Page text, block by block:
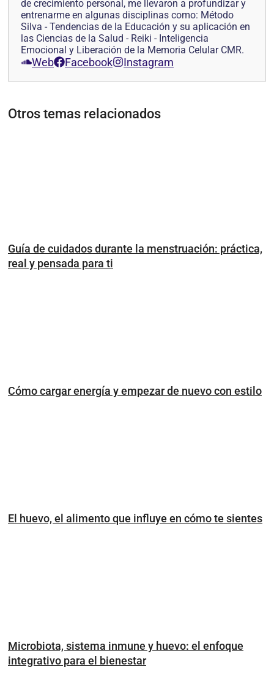
de crecimiento personal, me llevaron a profundizar y
entrenarme en algunas disciplinas como: Método
Silva - Tendencias de la Educación y su aplicación en
las Ciencias de la Salud - Reiki - Inteligencia
Emocional y Liberación de la Memoria Celular CMR.
Web Facebook Instagram
Otros temas relacionados
Guía de cuidados durante la menstruación: práctica,
real y pensada para ti
Cómo cargar energía y empezar de nuevo con estilo
El huevo, el alimento que influye en cómo te sientes
Microbiota, sistema inmune y huevo: el enfoque
integrativo para el bienestar